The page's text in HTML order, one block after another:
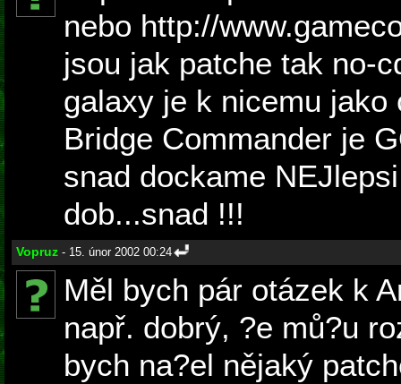
nebo http://
jsou jak patche tak no-
galaxy je k nicemu jako
Bridge Commander je
snad dockame
dob...snad !!!
Vopruz - 15. únor 2002 00:24
Měl bych pár otázek k
např. dobrý, ?e mů?u
bych na?el nějaký